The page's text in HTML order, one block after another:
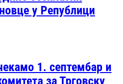
у Републици
1. септембар и